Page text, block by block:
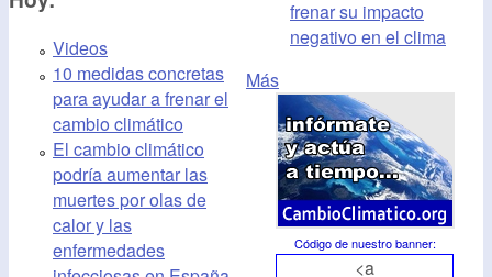
Videos
10 medidas concretas
para ayudar a frenar el
cambio climático
El cambio climático
podría aumentar las
muertes por olas de
calor y las
enfermedades
frenar su impacto
negativo en el clima
Más
Código de nuestro banner:
<a